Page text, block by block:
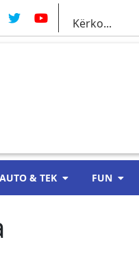
AUTO & TEK FUN